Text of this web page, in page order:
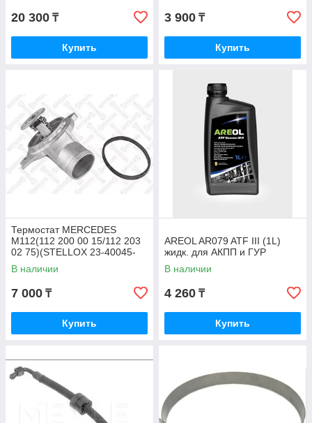
20 300 ₸
Купить
3 900 ₸
Купить
Термостат MERCEDES
M112(112 200 00 15/112 203
02 75)(STELLOX 23-40045-
SX)
В наличии
7 000 ₸
Купить
AREOL AR079 ATF III (1L)
жидк. для АКПП и ГУР
В наличии
4 260 ₸
Купить